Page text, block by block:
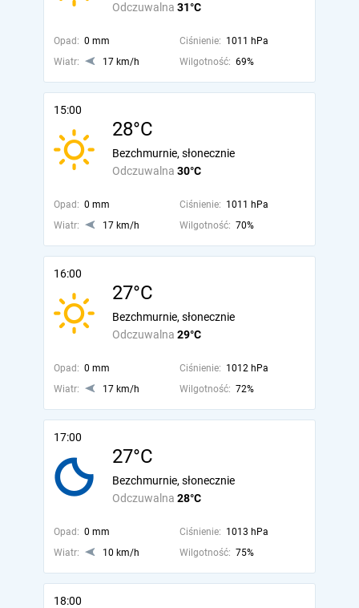
Odczuwalna 31°C
Opad: 0 mm Ciśnienie: 1011 hPa
Wiatr:
17 km/h Wilgotność: 69%
15:00
28°C
Odczuwalna 30°C
Bezchmurnie, słonecznie
Opad: 0 mm Ciśnienie: 1011 hPa
Wiatr:
17 km/h Wilgotność: 70%
16:00
27°C
Odczuwalna 29°C
Bezchmurnie, słonecznie
Opad: 0 mm Ciśnienie: 1012 hPa
Wiatr:
17 km/h Wilgotność: 72%
17:00
27°C
Odczuwalna 28°C
Bezchmurnie, słonecznie
Opad: 0 mm Ciśnienie: 1013 hPa
Wiatr:
10 km/h Wilgotność: 75%
18:00